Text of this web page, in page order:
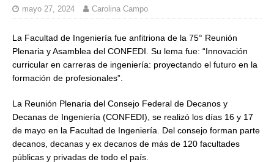
mayo 27, 2024 Carolina Campo
La Facultad de Ingeniería fue anfitriona de la 75° Reunión
Plenaria y Asamblea del CONFEDI. Su lema fue: “Innovación
curricular en carreras de ingeniería: proyectando el futuro en la
formación de profesionales”.
La Reunión Plenaria del Consejo Federal de Decanos y
Decanas de Ingeniería (CONFEDI), se realizó los días 16 y 17
de mayo en la Facultad de Ingeniería. Del consejo forman parte
decanos, decanas y ex decanos de más de 120 facultades
públicas y privadas de todo el país.